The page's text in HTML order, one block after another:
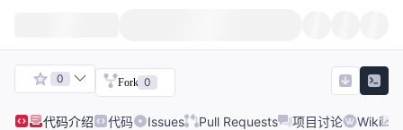
0 Fork 0
代码介绍 代码 Issues Pull Requests 项目讨论 Wiki